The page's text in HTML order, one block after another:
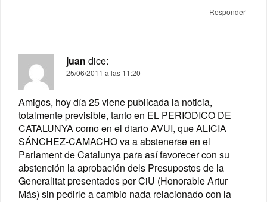
Responder
juan dice:
25/06/2011 a las 11:20
Amigos, hoy día 25 viene publicada la noticia,
totalmente previsible, tanto en EL PERIODICO DE
CATALUNYA como en el diario AVUI, que ALICIA
SÁNCHEZ-CAMACHO va a abstenerse en el
Parlament de Catalunya para así favorecer con su
abstención la aprobación dels Presupostos de la
Generalitat presentados por CiU (Honorable Artur
Más) sin pedirle a cambio nada relacionado con la